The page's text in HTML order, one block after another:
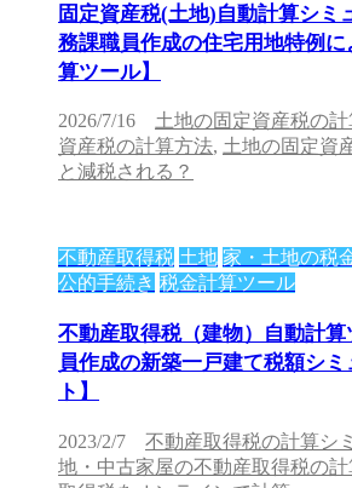
固定資産税(土地)自動計算シミ
務課職員作成の住宅用地特例
算ツール】
2026/7/16 土地の固定資産税の
資産税の計算方法, 土地の固定資
と減税される？
不動産取得税 土地 家・土地の税
公的手続き 税金計算ツール
不動産取得税（建物）自動計
員作成の新築一戸建て税額シ
ト】
2023/2/7 不動産取得税の計算シ
地・中古家屋の不動産取得税の計